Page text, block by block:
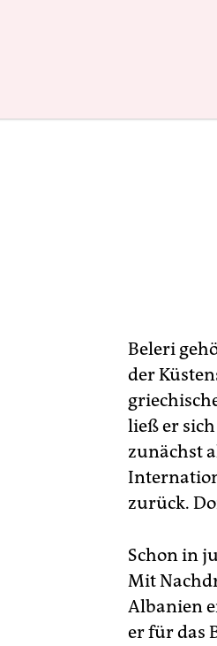
Beleri
der
ließ er
zunächst
zurück.
Schon in
Mit
Albanien
er für das